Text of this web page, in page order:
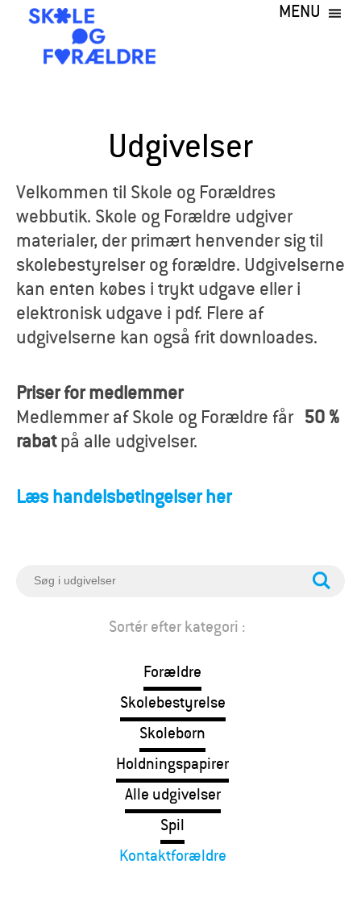
hovedindhold
l
e
o
g
F
r
æ
d
e
MENU
Udgivelser
Velkommen til Skole og Forældres
webbutik. Skole og Forældre udgiver
materialer, der primært henvender sig til
skolebestyrelser og forældre. Udgivelserne
kan enten købes i trykt udgave eller i
elektronisk udgave i pdf. Flere af
udgivelserne kan også frit downloades.
Priser for medlemmer
Medlemmer af Skole og Forældre får 50 %
rabatpå alle udgivelser.
Læs handelsbetingelser her
S
Sortér efter kategori :
Forældre
Skolebestyrelse
Skolebørn
Holdningspapirer
Alle udgivelser
Spil
Kontaktforældre